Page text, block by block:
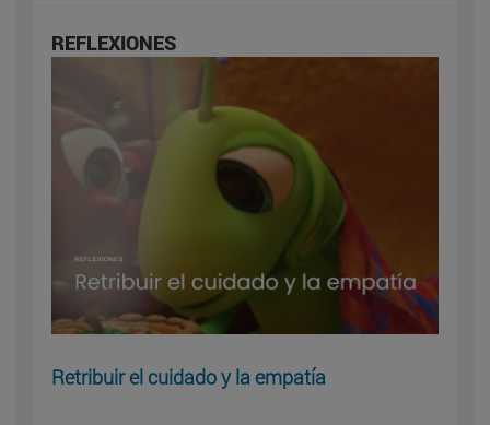
REFLEXIONES
Retribuir el cuidado y la empatía